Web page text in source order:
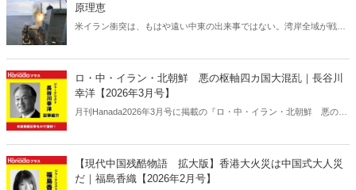
原理恵
米イラン衝突は、もはや遠い中東の出来事ではない。湾岸全域が戦域
題がある。邦人保護は万全なのか。そして、国際舞台に立つ日本のサ
ラブレッドの安全は守られるのか。戦火は思わぬところに影を落とし
ている――。
ロ・中・イラン・北朝鮮 悪の枢軸四カ国大混乱｜長谷川
幸洋【2026年3月号】
月刊Hanada2026年3月号に掲載の『ロ・中・イラン・北朝鮮 悪の枢
【現代中国残酷物語 拡大版】香港大火災は中国式大人災
だ｜福島香織【2026年2月号】